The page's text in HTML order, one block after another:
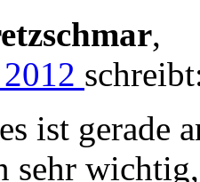
,
ist gerade
sehr